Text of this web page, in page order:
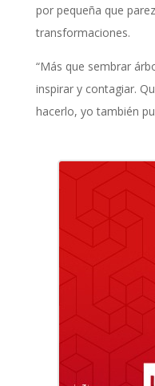
por pequeña que
transformaciones.
“Más que sembrar
inspirar y contagiar.
hacerlo, yo también